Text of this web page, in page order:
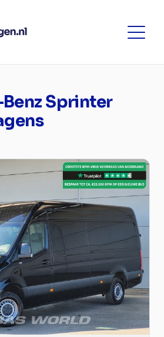
Sprinter